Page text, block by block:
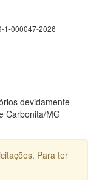
1-000047-2026
devidamente
Carbonita/MG
Para ter